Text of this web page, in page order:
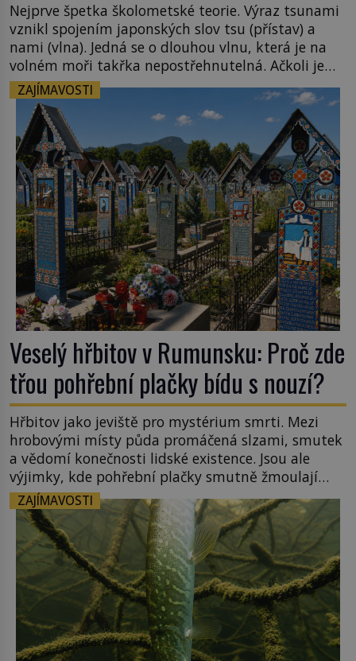
Nejprve špetka školometské teorie. Výraz tsunami
vznikl spojením japonských slov tsu (přístav) a
nami (vlna). Jedná se o dlouhou vlnu, která je na
volném moři takřka nepostřehnutelná. Ačkoli je
vlnová délka tsunami i 300 kilometrů, výška vlny
na volném moři je maximálně 1,5 metru. Máme se
podobné obří vlny obávat i v Evropě? Vznik
tsunami si […]
ZAJÍMAVOSTI
Veselý hřbitov v Rumunsku: Proč zde
třou pohřební plačky bídu s nouzí?
Hřbitov jako jeviště pro mystérium smrti. Mezi
hrobovými místy půda promáčená slzami, smutek
a vědomí konečnosti lidské existence. Jsou ale
výjimky, kde pohřební plačky smutně žmoulají
kapesníky nikoli při smutečním obřadu, ale při
pohledu na výši vyměřené podpory
v nezaměstnanosti. Kam vás pozveme? Unikátní
hřbitov, který si vysloužil název „Veselý“, najdeme
v rumunské vesnici Sapanta, nedaleko hranic […]
ZAJÍMAVOSTI